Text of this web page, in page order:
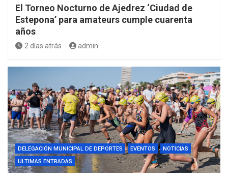
El Torneo Nocturno de Ajedrez ‘Ciudad de
Estepona’ para amateurs cumple cuarenta
años
2 días atrás admin
DELEGACIÓN MUNICIPAL DE DEPORTES EVENTOS
NOTICIAS
ULTIMAS ENTRADAS